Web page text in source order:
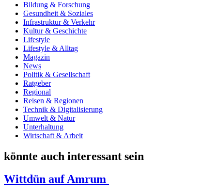
Bildung & Forschung
Gesundheit & Soziales
Infrastruktur & Verkehr
Kultur & Geschichte
Lifestyle
Lifestyle & Alltag
Magazin
News
Politik & Gesellschaft
Ratgeber
Regional
Reisen & Regionen
Technik & Digitalisierung
Umwelt & Natur
Unterhaltung
Wirtschaft & Arbeit
könnte auch interessant sein
Wittdün auf Amrum